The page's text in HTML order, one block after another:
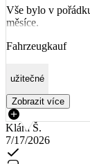
Vše bylo v
měsíce.
Fahrzeugkauf
užitečné
Zobrazit více
Klára Š.
7/17/2026